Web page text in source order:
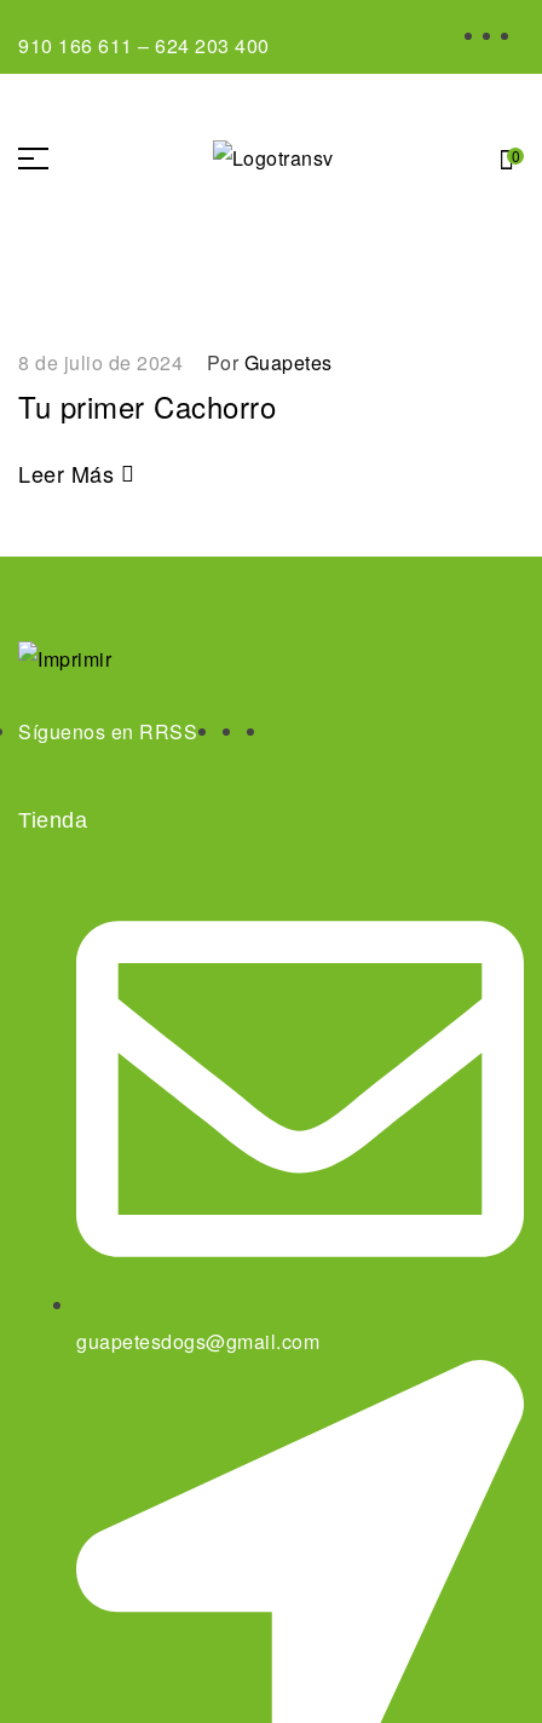
910 166 611 – 624 203 400
0
8 de julio de 2024 Por Guapetes
Tu primer Cachorro
Leer Más
Síguenos en RRSS
Tienda
guapetesdogs@gmail.com